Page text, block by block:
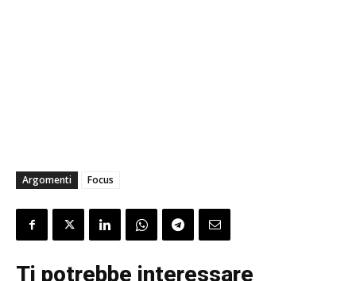
Argomenti Focus
Ti potrebbe interessare